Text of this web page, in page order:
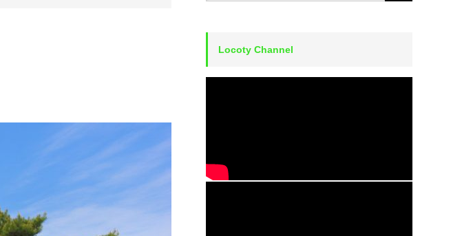
Locoty Channel